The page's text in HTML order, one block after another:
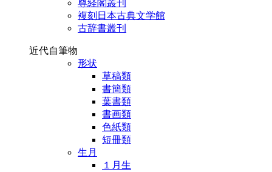
尊経閣叢刊
複刻日本古典文学館
古辞書叢刊
近代自筆物
形状
草稿類
書簡類
葉書類
書画類
色紙類
短冊類
生月
１月生